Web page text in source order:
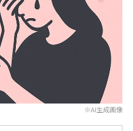
※AI生成画像